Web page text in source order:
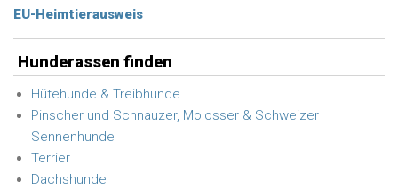
EU-Heimtierausweis
Hunderassen finden
Hütehunde & Treibhunde
Pinscher und Schnauzer, Molosser & Schweizer
Sennenhunde
Terrier
Dachshunde